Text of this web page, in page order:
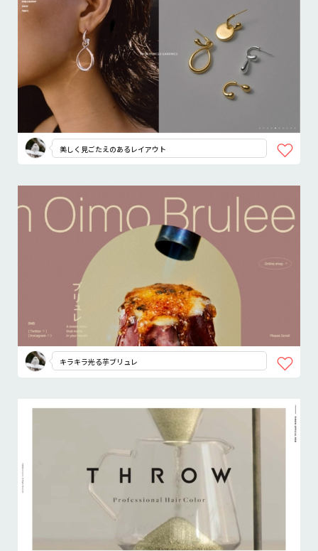
美しく見ごたえのあるレイアウト
キラキラ光る芋ブリュレ